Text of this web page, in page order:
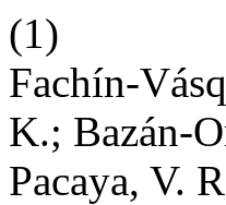
(1)
Fachín-
K.; Bazán-
Pacaya, V.